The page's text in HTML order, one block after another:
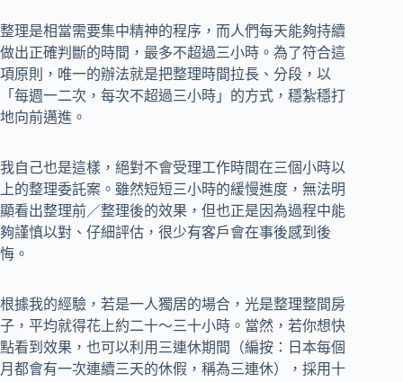
整理是相當需要集中精神的程序，而人們每天能夠持續
做出正確判斷的時間，最多不超過三小時。為了符合這
項原則，唯一的辦法就是把整理時間拉長、分段，以
「每週一二次，每次不超過三小時」的方式，穩紮穩打
地向前邁進。
我自己也是這樣，絕對不會受理工作時間在三個小時以
上的整理委託案。雖然短短三小時的緩慢進度，無法明
顯看出整理前／整理後的效果，但也正是因為過程中能
夠謹慎以對、仔細評估，很少有客戶會在事後感到後
悔。
根據我的經驗，若是一人獨居的場合，光是整理整間房
子，平均就得花上約二十～三十小時。當然，若你想快
點看到效果，也可以利用三連休期間（編按：日本每個
月都會有一次連續三天的休假，稱為三連休），採用十